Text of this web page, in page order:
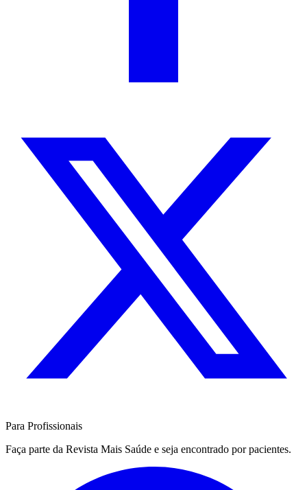
Para Profissionais
Faça parte da Revista Mais Saúde e seja encontrado por pacientes.